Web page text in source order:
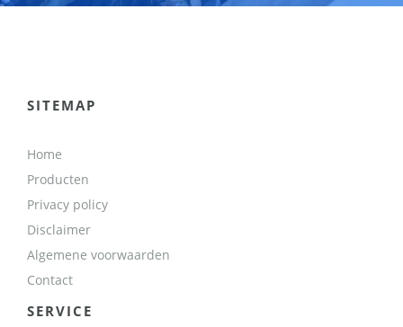
SITEMAP
Home
Producten
Privacy policy
Disclaimer
Algemene voorwaarden
Contact
SERVICE